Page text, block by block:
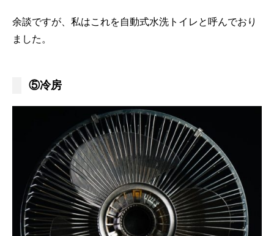
余談ですが、私はこれを自動式水洗トイレと呼んでおり
ました。
⑤冷房